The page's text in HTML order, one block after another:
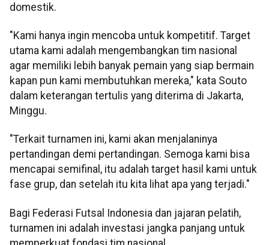
domestik.
​"Kami hanya ingin mencoba untuk kompetitif. Target
utama kami adalah mengembangkan tim nasional
agar memiliki lebih banyak pemain yang siap bermain
kapan pun kami membutuhkan mereka," kata Souto
dalam keterangan tertulis yang diterima di Jakarta,
Minggu.
"Terkait turnamen ini, kami akan menjalaninya
pertandingan demi pertandingan. Semoga kami bisa
mencapai semifinal, itu adalah target hasil kami untuk
fase grup, dan setelah itu kita lihat apa yang terjadi."
​Bagi Federasi Futsal Indonesia dan jajaran pelatih,
turnamen ini adalah investasi jangka panjang untuk